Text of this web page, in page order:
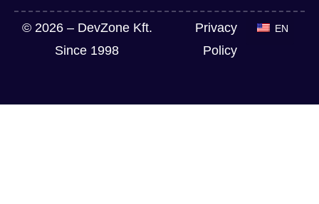
© 2026 – DevZone Kft.
Since 1998
Privacy
Policy
EN